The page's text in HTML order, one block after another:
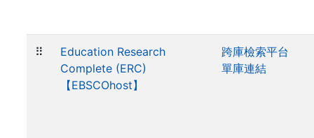
⠿
Education Research
Complete (ERC)
【EBSCOhost】
跨庫檢索平台
單庫連結